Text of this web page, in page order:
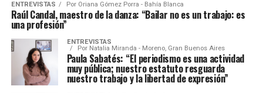
ENTREVISTAS Por Oriana Gómez Porra - Bahía Blanca
Raúl Candal, maestro de la danza: “Bailar no es un trabajo: es
una profesión”
ENTREVISTAS
Por Natalia Miranda - Moreno, Gran Buenos Aires
Paula Sabatés: “El periodismo es una actividad
muy pública; nuestro estatuto resguarda
nuestro trabajo y la libertad de expresión”